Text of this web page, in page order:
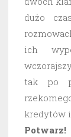
dużo
ich
tak po
kredytów
Potwarz!